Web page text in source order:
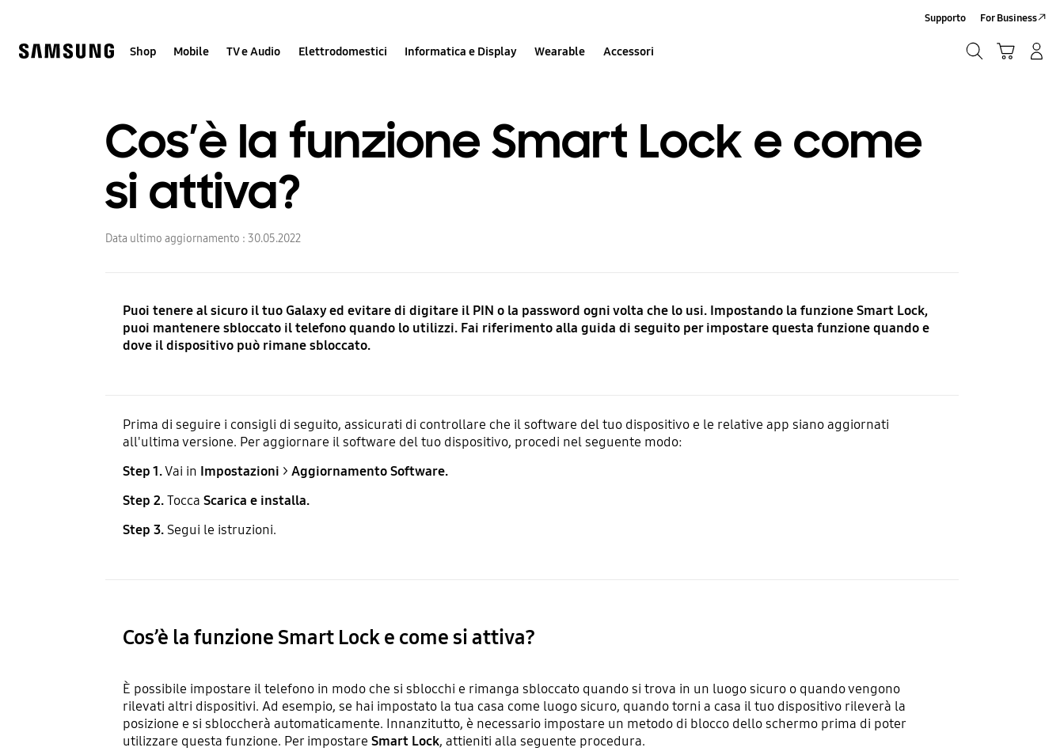
help
Shop Mobile TV e Audio Elettrodomestici Informatica e Display Wearable Accessori
Supporto For Business
Cos’è la funzione Smart Lock e come
si attiva?
Data ultimo aggiornamento : 30.05.2022
Puoi tenere al sicuro il tuo Galaxy ed evitare di digitare il PIN o la password ogni volta che lo usi. Impostando la funzione Smart Lock,
puoi mantenere sbloccato il telefono quando lo utilizzi. Fai riferimento alla guida di seguito per impostare questa funzione quando e
dove il dispositivo può rimane sbloccato.
Prima di seguire i consigli di seguito, assicurati di controllare che il software del tuo dispositivo e le relative app siano aggiornati
all'ultima versione. Per aggiornare il software del tuo dispositivo, procedi nel seguente modo:
Step 1.Vai in Impostazioni > Aggiornamento Software.
Step 2.Tocca Scarica e installa.
Step 3.Segui le istruzioni.
Cos’è la funzione Smart Lock e come si attiva?
È possibile impostare il telefono in modo che si sblocchi e rimanga sbloccato quando si trova in un luogo sicuro o quando vengono
rilevati altri dispositivi. Ad esempio, se hai impostato la tua casa come luogo sicuro, quando torni a casa il tuo dispositivo rileverà la
posizione e si sbloccherà automaticamente. Innanzitutto, è necessario impostare un metodo di blocco dello schermo prima di poter
utilizzare questa funzione. Per impostare Smart Lock, attieniti alla seguente procedura.